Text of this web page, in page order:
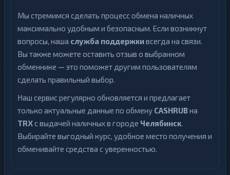
Мы стремимся сделать процесс обмена наличных
максимально удобным и безопасным. Если возникнут
вопросы, наша служба поддержкивсегда на связи.
Вы также можете оставить отзыв о выбранном
обменнике — это поможет другим пользователям
сделать правильный выбор.
Наш сервис регулярно обновляется и предлагает
только актуальные данные по обмену CASHRUBна
TRXс выдачей наличных в городе Челябинск.
Выбирайте выгодный курс, удобное место получения и
обменивайте средства с уверенностью.